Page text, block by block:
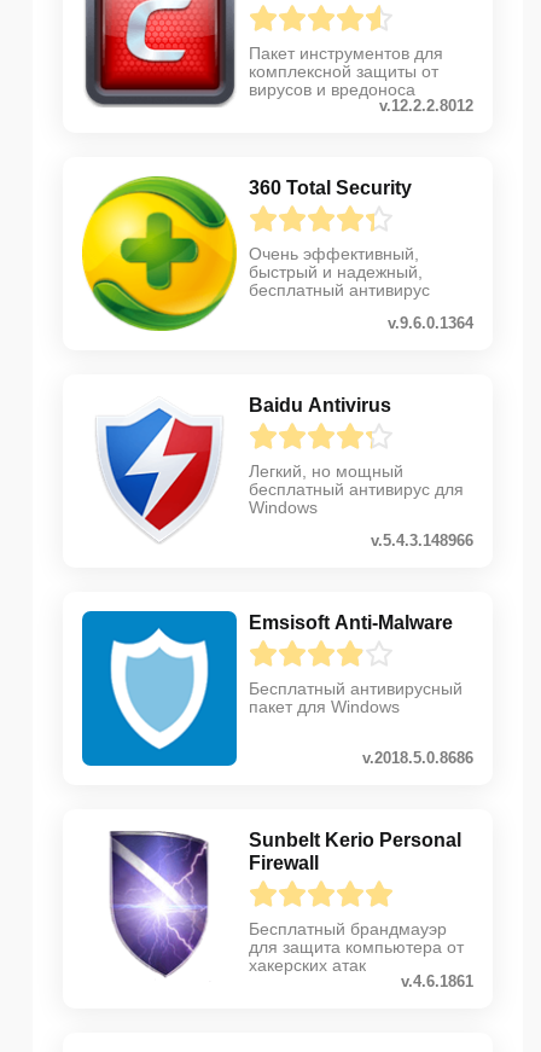
Пакет инструментов для
комплексной защиты от
вирусов и вредоноса
v.12.2.2.8012
360 Total Security
Очень эффективный,
быстрый и надежный,
бесплатный антивирус
v.9.6.0.1364
Baidu Antivirus
Легкий, но мощный
бесплатный антивирус для
Windows
v.5.4.3.148966
Emsisoft Anti-Malware
Бесплатный антивирусный
пакет для Windows
v.2018.5.0.8686
Sunbelt Kerio Personal
Firewall
Бесплатный брандмауэр
для защита компьютера от
хакерских атак
v.4.6.1861